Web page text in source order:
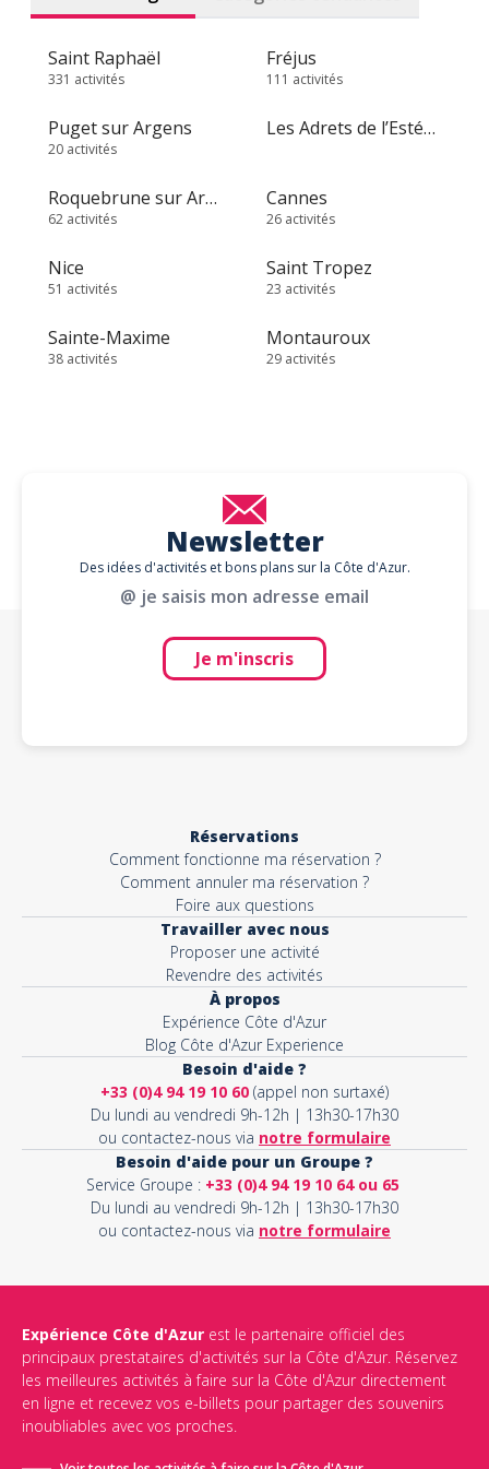
Saint Raphaël
331 activités
Fréjus
111 activités
Puget sur Argens
20 activités
Les Adrets de l’Estérel
Roquebrune sur Argens
62 activités
Cannes
26 activités
Nice
51 activités
Saint Tropez
23 activités
Sainte-Maxime
38 activités
Montauroux
29 activités
Newsletter
Des idées d'activités et bons plans sur la Côte d'Azur.
@ je saisis mon adresse email
Je m'inscris
Réservations
Comment fonctionne ma réservation ?
Comment annuler ma réservation ?
Foire aux questions
Travailler avec nous
Proposer une activité
Revendre des activités
À propos
Expérience Côte d'Azur
Blog Côte d'Azur Experience
Besoin d'aide ?
+33 (0)4 94 19 10 60 (appel non surtaxé)
Du lundi au vendredi 9h-12h | 13h30-17h30
ou contactez-nous via notre formulaire
Besoin d'aide pour un Groupe ?
Service Groupe : +33 (0)4 94 19 10 64 ou 65
Du lundi au vendredi 9h-12h | 13h30-17h30
ou contactez-nous via notre formulaire
Expérience Côte d'Azur est le partenaire officiel des
principaux prestataires d'activités sur la Côte d'Azur. Réservez
les meilleures activités à faire sur la Côte d'Azur directement
en ligne et recevez vos e-billets pour partager des souvenirs
inoubliables avec vos proches.